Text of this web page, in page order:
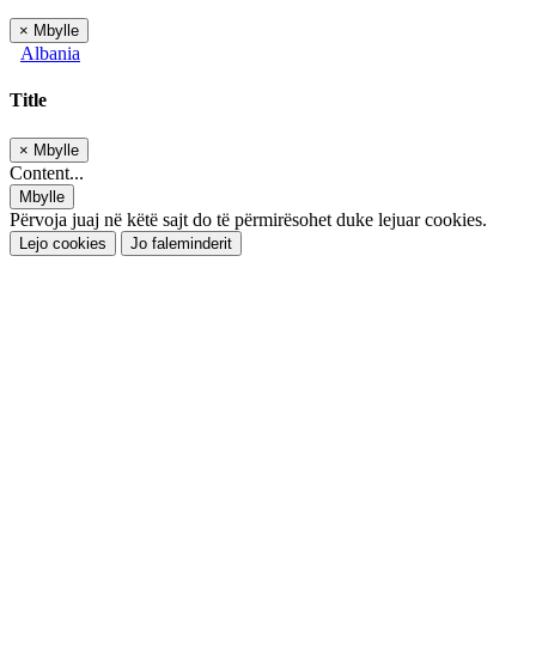
× Mbylle
Albania
Title
× Mbylle
Content...
Mbylle
Përvoja juaj në këtë sajt do të përmirësohet duke lejuar cookies.
Lejo cookies Jo faleminderit